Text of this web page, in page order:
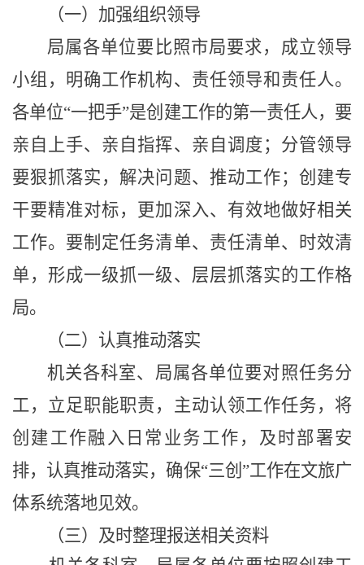
（一）加强组织领导
局属各单位要比照市局要求，成立领导
小组，明确工作机构、责任领导和责任人。
各单位“一把手”是创建工作的第一责任人，要
亲自上手、亲自指挥、亲自调度；分管领导
要狠抓落实，解决问题、推动工作；创建专
干要精准对标，更加深入、有效地做好相关
工作。要制定任务清单、责任清单、时效清
单，形成一级抓一级、层层抓落实的工作格
局。
（二）认真推动落实
机关各科室、局属各单位要对照任务分
工，立足职能职责，主动认领工作任务，将
创建工作融入日常业务工作，及时部署安
排，认真推动落实，确保“三创”工作在文旅广
体系统落地见效。
（三）及时整理报送相关资料